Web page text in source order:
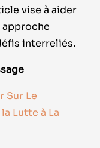
vise à aider
approche
interreliés.
Sur Le
Lutte à La